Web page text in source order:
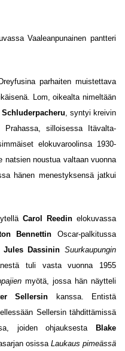
parhaiten muistettava
Lom, oikealta nimeltään
, syntyi kreivin
silloisessa Itävalta-
elokuvaroolinsa 1930-
natsien noustua valtaan vuonna
hänen menestyksensä jatkui
Carol Reedinelokuvassa
BennettinOscar-palkitussa
Jules DassininSuurkaupungin
tuli vasta vuonna 1955
myötä, jossa hän näytteli
Sellersin
kanssa. Entistä
Sellersin tähdittämissä
joiden ohjauksesta
Blake
osissa Laukaus pimeässä